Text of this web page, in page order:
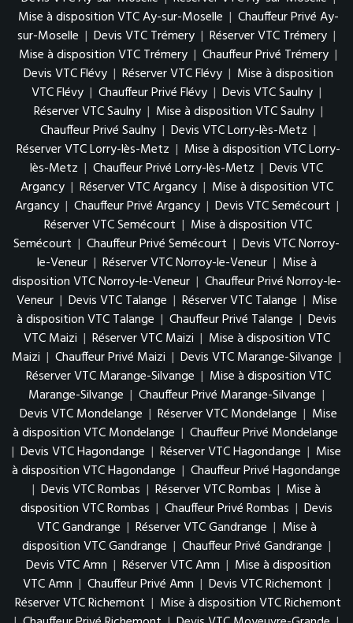
Mise à disposition VTC Ay-sur-Moselle | Chauffeur Privé Ay-
sur-Moselle | Devis VTC Trémery | Réserver VTC Trémery |
Mise à disposition VTC Trémery | Chauffeur Privé Trémery |
Devis VTC Flévy | Réserver VTC Flévy | Mise à disposition
VTC Flévy | Chauffeur Privé Flévy | Devis VTC Saulny |
Réserver VTC Saulny | Mise à disposition VTC Saulny |
Chauffeur Privé Saulny | Devis VTC Lorry-lès-Metz |
Réserver VTC Lorry-lès-Metz | Mise à disposition VTC Lorry-
lès-Metz | Chauffeur Privé Lorry-lès-Metz | Devis VTC
Argancy | Réserver VTC Argancy | Mise à disposition VTC
Argancy | Chauffeur Privé Argancy | Devis VTC Semécourt |
Réserver VTC Semécourt | Mise à disposition VTC
Semécourt | Chauffeur Privé Semécourt | Devis VTC Norroy-
le-Veneur | Réserver VTC Norroy-le-Veneur | Mise à
disposition VTC Norroy-le-Veneur | Chauffeur Privé Norroy-le-
Veneur | Devis VTC Talange | Réserver VTC Talange | Mise
à disposition VTC Talange | Chauffeur Privé Talange | Devis
VTC Maizi | Réserver VTC Maizi | Mise à disposition VTC
Maizi | Chauffeur Privé Maizi | Devis VTC Marange-Silvange |
Réserver VTC Marange-Silvange | Mise à disposition VTC
Marange-Silvange | Chauffeur Privé Marange-Silvange |
Devis VTC Mondelange | Réserver VTC Mondelange | Mise
à disposition VTC Mondelange | Chauffeur Privé Mondelange
| Devis VTC Hagondange | Réserver VTC Hagondange | Mise
à disposition VTC Hagondange | Chauffeur Privé Hagondange
| Devis VTC Rombas | Réserver VTC Rombas | Mise à
disposition VTC Rombas | Chauffeur Privé Rombas | Devis
VTC Gandrange | Réserver VTC Gandrange | Mise à
disposition VTC Gandrange | Chauffeur Privé Gandrange |
Devis VTC Amn | Réserver VTC Amn | Mise à disposition
VTC Amn | Chauffeur Privé Amn | Devis VTC Richemont |
Réserver VTC Richemont | Mise à disposition VTC Richemont